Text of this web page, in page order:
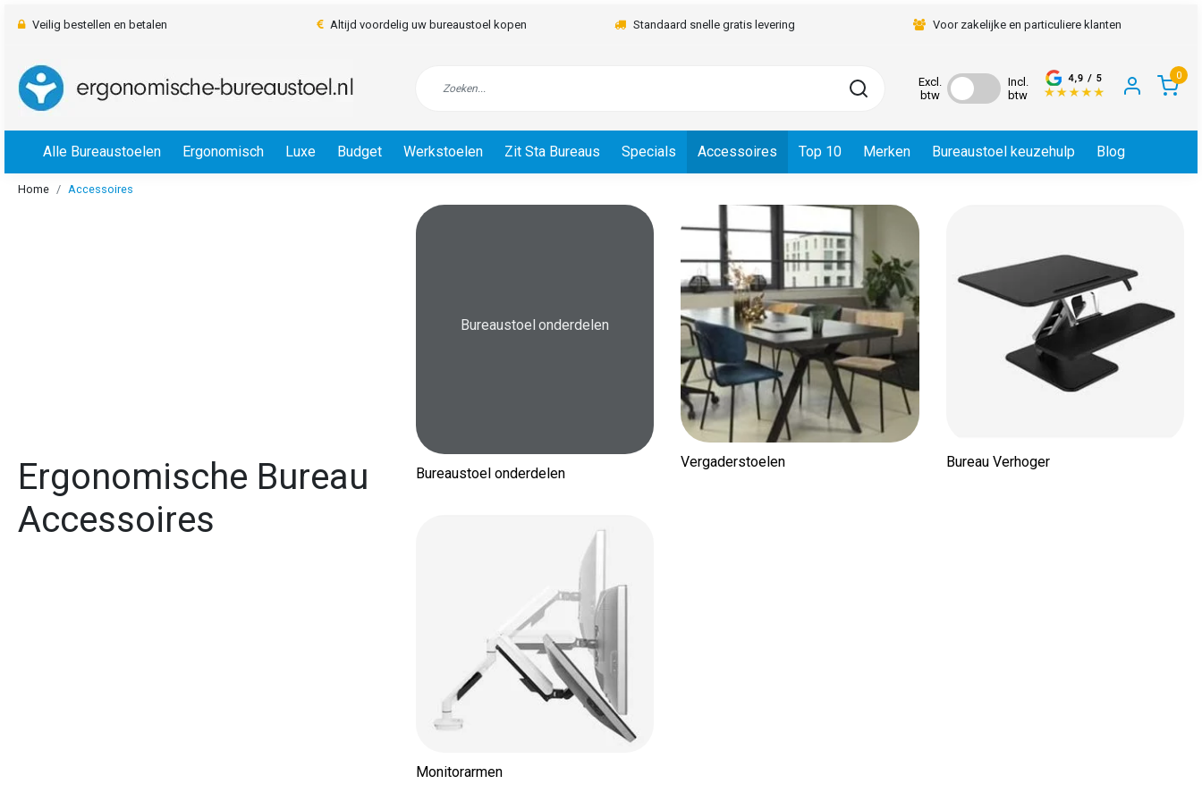
Veilig bestellen en betalen Altijd voordelig uw bureaustoel kopen Standaard snelle gratis levering Voor zakelijke en particuliere klanten
Excl.
btw
Incl.
btw
0
Alle Bureaustoelen Ergonomisch Luxe Budget Werkstoelen Zit Sta Bureaus Specials Accessoires Top 10 Merken Bureaustoel keuzehulp Blog
Home Accessoires
Ergonomische Bureau
Accessoires
Bureaustoel onderdelen
Bureaustoel onderdelen
Vergaderstoelen Bureau Verhoger
Monitorarmen